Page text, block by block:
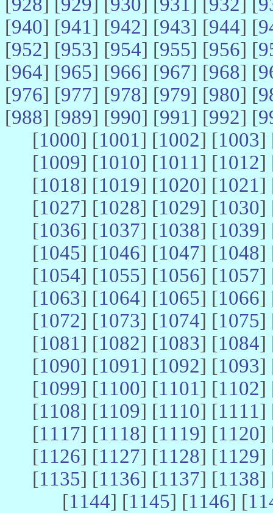
[940] [941] [942] [943] [944] [
[952] [953] [954] [955] [956] [
[964] [965] [966] [967] [968] [
[976] [977] [978] [979] [980] [
[988] [989] [990] [991] [992] [
[1000] [1001] [1002] [1003]
[1009] [1010] [1011] [1012]
[1018] [1019] [1020] [1021]
[1027] [1028] [1029] [1030]
[1036] [1037] [1038] [1039]
[1045] [1046] [1047] [1048]
[1054] [1055] [1056] [1057]
[1063] [1064] [1065] [1066]
[1072] [1073] [1074] [1075]
[1081] [1082] [1083] [1084]
[1090] [1091] [1092] [1093]
[1099] [1100] [1101] [1102]
[1108] [1109] [1110] [1111]
[1117] [1118] [1119] [1120]
[1126] [1127] [1128] [1129]
[1135] [1136] [1137] [1138]
[1144] [1145] [1146] [